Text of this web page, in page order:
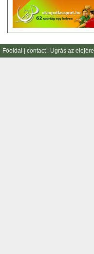
Főoldal | contact | Ugrás az elejére